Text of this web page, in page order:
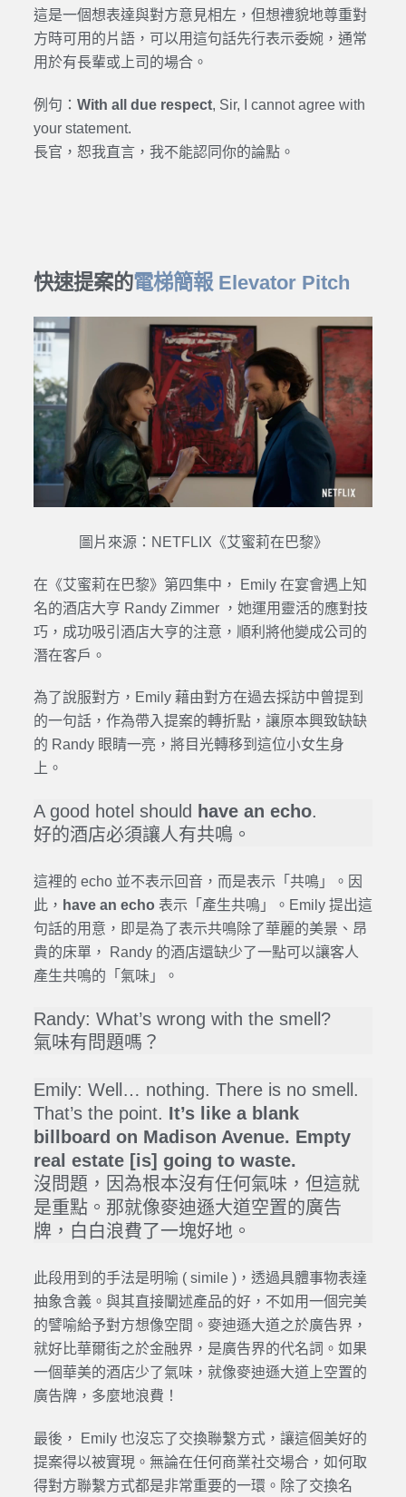
這是一個想表達與對方意見相左，但想禮貌地尊重對
方時可用的片語，可以用這句話先行表示委婉，通常
用於有長輩或上司的場合。
例句： With all due respect, Sir, I cannot agree with
your statement.
長官，恕我直言，我不能認同你的論點。
快速提案的電梯簡報 Elevator Pitch
圖片來源：NETFLIX《艾蜜莉在巴黎》
在《艾蜜莉在巴黎》第四集中， Emily 在宴會遇上知
名的酒店大亨 Randy Zimmer ，她運用靈活的應對技
巧，成功吸引酒店大亨的注意，順利將他變成公司的
潛在客戶。
為了說服對方，Emily 藉由對方在過去採訪中曾提到
的一句話，作為帶入提案的轉折點，讓原本興致缺缺
的 Randy 眼睛一亮，將目光轉移到這位小女生身
上。
A good hotel should have an echo.
好的酒店必須讓人有共鳴。
這裡的 echo 並不表示回音，而是表示「共鳴」。因
此， have an echo 表示「產生共鳴」。Emily 提出這
句話的用意，即是為了表示共鳴除了華麗的美景、昂
貴的床單， Randy 的酒店還缺少了一點可以讓客人
產生共鳴的「氣味」。
Randy: What’s wrong with the smell?
氣味有問題嗎？
Emily: Well… nothing. There is no smell.
That’s the point. It’s like a blank
billboard on Madison Avenue. Empty
real estate [is] going to waste.
沒問題，因為根本沒有任何氣味，但這就
是重點。那就像麥迪遜大道空置的廣告
牌，白白浪費了一塊好地。
此段用到的手法是明喻 ( simile )，透過具體事物表達
抽象含義。與其直接闡述產品的好，不如用一個完美
的譬喻給予對方想像空間。麥迪遜大道之於廣告界，
就好比華爾街之於金融界，是廣告界的代名詞。如果
一個華美的酒店少了氣味，就像麥迪遜大道上空置的
廣告牌，多麼地浪費！
最後， Emily 也沒忘了交換聯繫方式，讓這個美好的
提案得以被實現。無論在任何商業社交場合，如何取
得對方聯繫方式都是非常重要的一環。除了交換名